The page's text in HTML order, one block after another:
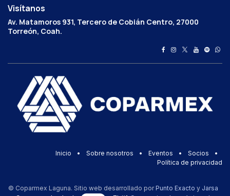
Visítanos
Av. Matamoros 931, Tercero de Cobián Centro, 27000
Torreón, Coah.
Inicio • Sobre nosotros • Eventos • Socios
•
Política de privacidad
© Coparmex Laguna. Sitio web desarrollado por Punto Exacto y Jarsa